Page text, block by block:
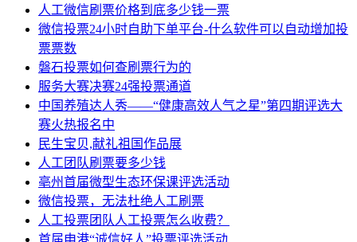
人工微信刷票价格到底多少钱一票
微信投票24小时自助下单平台-什么软件可以自动增加投
票票数
磐石投票如何查刷票行为的
服务大赛决赛24强投票通道
中国养殖达人秀——“健康高效人气之星”第四期评选大
赛火热报名中
民生宝贝,献礼祖国作品展
人工团队刷票要多少钱
亳州首届微型生态环保课评选活动
微信投票，无法杜绝人工刷票
人工投票团队人工投票怎么收费？
首届申港“诚信好人”投票评选活动